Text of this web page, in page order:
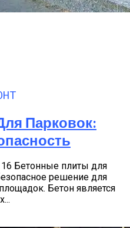
Парковок:
Бетонные плиты для
решение для
Бетон является